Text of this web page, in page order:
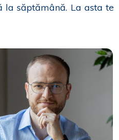
săptămână. La asta te